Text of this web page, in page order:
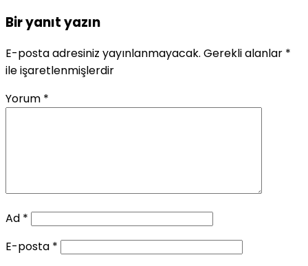
Bir yanıt yazın
E-posta adresiniz yayınlanmayacak. Gerekli alanlar *
ile işaretlenmişlerdir
Yorum *
Ad *
E-posta *